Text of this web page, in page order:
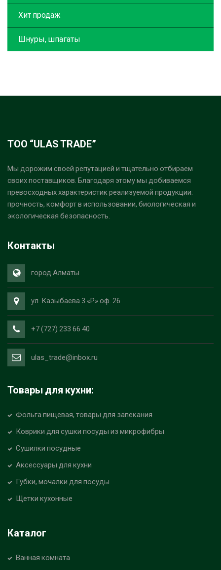
Хит продаж
Шнуры, шпагаты
ТОО “ULAS TRADE”
Мы дорожим своей репутацией и тщательно отбираем
своих поставщиков. Благодаря этому мы добиваемся
превосходных характеристик реализуемой продукции:
прочность, комфорт в использовании, биологическая и
экологическая безопасность.
Контакты
город Алматы
ул. Казыбаева 3 «Р» оф. 26
+7 (727) 233 66 40
ulas_trade@inbox.ru
Товары для кухни:
Фольга пищевая, товары для запекания
Коврики для сушки посуды из микрофибры
Сушилки посудные
Аксессуары для кухни
Губки, мочалки для посуды
Щетки кухонные
Каталог
Ванная комната